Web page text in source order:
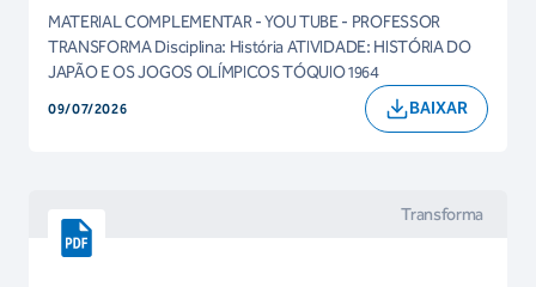
MATERIAL COMPLEMENTAR - YOU TUBE - PROFESSOR
TRANSFORMA Disciplina: História ATIVIDADE: HISTÓRIA DO
JAPÃO E OS JOGOS OLÍMPICOS TÓQUIO 1964
09/07/2026 BAIXAR
Transforma